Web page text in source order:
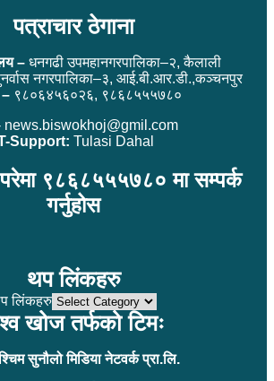
पत्राचार ठेगाना
– धनगढी उपमहानगरपालिका–२, कैलाली
नगरपालिका–३, आई.बी.आर.डी.,कञ्चनपुर
–९८०६४५६०२६, ९८६८५५५७८०
news.biswokhoj@gmil.com
Support: Tulasi Dahal
परेमा ९८६८५५५७८० मा सम्पर्क
गर्नुहोस
थप लिंकहरु
लिंकहरु
खोज तर्फको टिमः
सुनौलो मिडिया नेटवर्क प्रा.लि.